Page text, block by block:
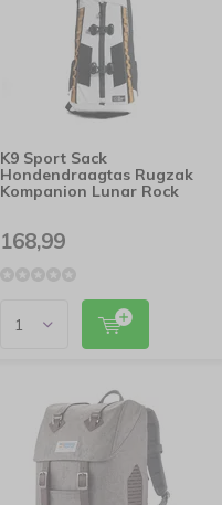
K9 Sport Sack
Hondendraagtas Rugzak
Kompanion Lunar Rock
168,99